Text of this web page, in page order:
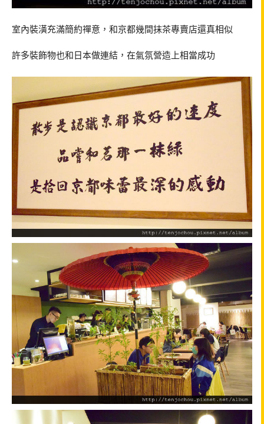
室內裝潢充滿簡約禪意，和京都幾間抹茶專賣店還真相似
許多裝飾物也和日本做連結，在氣氛營造上相當成功